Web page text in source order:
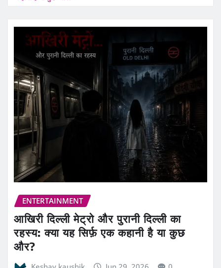
ENTERTAINMENT
आखिरी दिल्ली मेट्रो और पुरानी दिल्ली का
रहस्य: क्या यह सिर्फ़ एक कहानी है या कुछ
और?